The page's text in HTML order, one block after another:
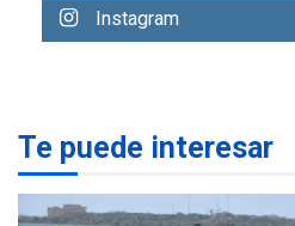
3
4
Instagram
Te puede interesar